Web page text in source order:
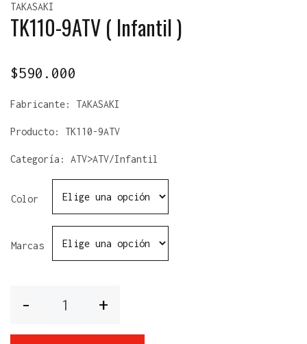
TAKASAKI
TK110-9ATV ( Infantil )
$590.000
Fabricante: TAKASAKI
Producto: TK110-9ATV
Categoría: ATV>ATV/Infantil
Color
Marcas